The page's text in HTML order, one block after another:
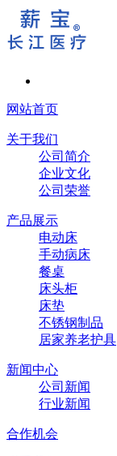
网站首页
关于我们
公司简介
企业文化
公司荣誉
产品展示
电动床
手动病床
餐桌
床头柜
床垫
不锈钢制品
居家养老护具
新闻中心
公司新闻
行业新闻
合作机会